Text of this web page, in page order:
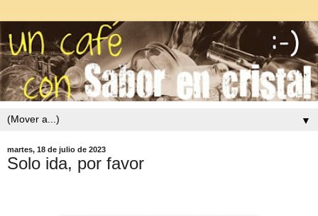
▼
martes, 18 de julio de 2023
Solo ida, por favor